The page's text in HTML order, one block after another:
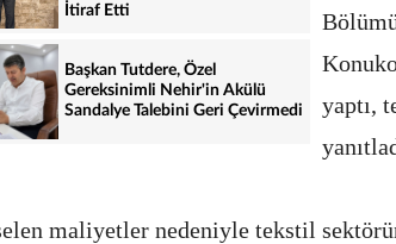
İtiraf Etti
Başkan Tutdere, Özel
Gereksinimli Nehir'in Akülü
Sandalye Talebini Geri Çevirmedi
yaptı,
maliyetler nedeniyle tekstil